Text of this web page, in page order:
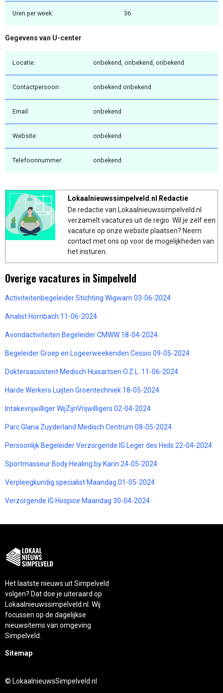
Uren per week: 36
Gegevens van U-center
Locatie: onbekend, onbekend, onbekend
Contactpersoon: onbekend onbekend
Email: onbekend
Website: onbekend
Telefoonnummer: onbekend
Lokaalnieuwssimpelveld.nl Redactie
De redactie van Lokaalnieuwssimpelveld.nl
verzamelt vacatures uit de regio. Wil je zelf een
vacature op onze website plaatsen? Neem
contact met ons op voor de mogelijkheden van
het insturen.
Overige vacatures in Simpelveld
Activiteitenbegeleider Stichting Wigwam 03-06-2024
Analist Hornbach 11-06-2024
Avondactiviteiten Begeleider CMWW 18-04-2024
Begeleider Groep en Logeerweekenden Cessio 09-05-2024
Doktersassistent Medisch Huisartsen O.Z.L. 11-06-2024
Harde Werkers Luijten Groentechniek 18-05-2024
Intakevrijwilliger WijZijnVrijwilligers 02-04-2024
Parc Glana Zuyderland Medisch Centrum 08-05-2024
Persoonlijk Begeleider Verzorgende IG Leger des Heils 22-04-2024
Sportmasseur Body Healing by Karin 24-05-2024
Verpleegkundig specialist Maandag 01-05-2024
Verzorgende IG Hospice Maandag 30-04-2024
Het laatste nieuws uit Simpelveld
volgen? Dat doe je uiteraard op
Lokaalnieuwssimpelveld.nl. Wij
focussen op de dagelijkse
nieuwsitems van omgeving
Simpelveld.
Sitemap
© LokaalnieuwsSimpelveld.nl